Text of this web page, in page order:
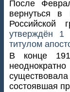
После
вернуться в
Российской
утверждён
титулом
В конце
состоявшая